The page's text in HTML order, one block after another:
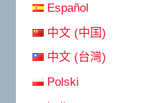
Español
中文 (中国)
中文 (台灣)
Polski